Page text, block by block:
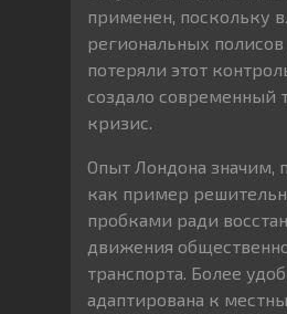
применен, поскольку
региональных полисов
потеряли этот
создало современный
кризис.
Опыт Лондона значим,
как пример
пробками ради
движения
транспорта. Более
адаптирована к